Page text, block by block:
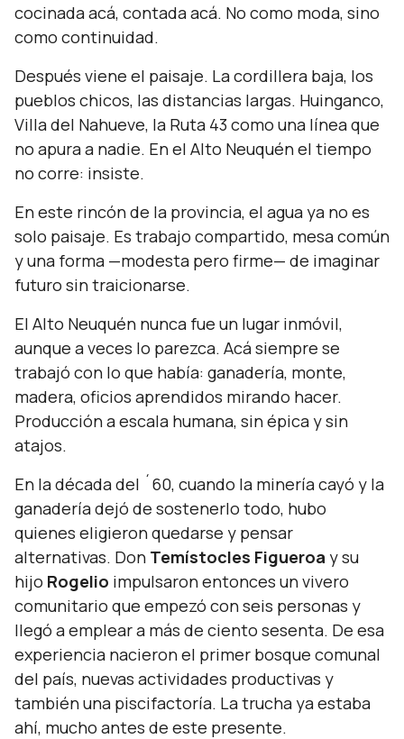
cocinada acá, contada acá. No como moda, sino
como continuidad.
Después viene el paisaje. La cordillera baja, los
pueblos chicos, las distancias largas. Huinganco,
Villa del Nahueve, la Ruta 43 como una línea que
no apura a nadie. En el Alto Neuquén el tiempo
no corre: insiste.
En este rincón de la provincia, el agua ya no es
solo paisaje. Es trabajo compartido, mesa común
y una forma —modesta pero firme— de imaginar
futuro sin traicionarse.
El Alto Neuquén nunca fue un lugar inmóvil,
aunque a veces lo parezca. Acá siempre se
trabajó con lo que había: ganadería, monte,
madera, oficios aprendidos mirando hacer.
Producción a escala humana, sin épica y sin
atajos.
En la década del ´60, cuando la minería cayó y la
ganadería dejó de sostenerlo todo, hubo
quienes eligieron quedarse y pensar
alternativas. Don Temístocles Figueroa y su
hijo Rogelio impulsaron entonces un vivero
comunitario que empezó con seis personas y
llegó a emplear a más de ciento sesenta. De esa
experiencia nacieron el primer bosque comunal
del país, nuevas actividades productivas y
también una piscifactoría. La trucha ya estaba
ahí, mucho antes de este presente.